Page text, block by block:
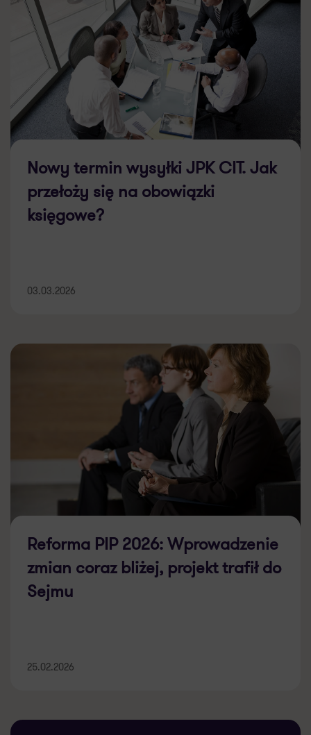
Nowy termin wysyłki JPK CIT. Jak
przełoży się na obowiązki
księgowe?
03.03.2026
Reforma PIP 2026: Wprowadzenie
zmian coraz bliżej, projekt trafił do
Sejmu
25.02.2026